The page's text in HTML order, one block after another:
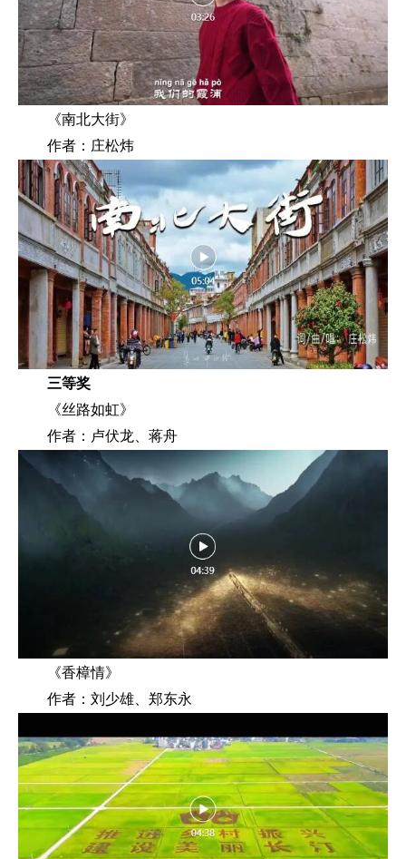
《南北大街》
作者：庄松炜
三等奖
《丝路如虹》
作者：卢伏龙、蒋舟
《香樟情》
作者：刘少雄、郑东永